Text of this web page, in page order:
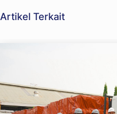
Artikel Terkait